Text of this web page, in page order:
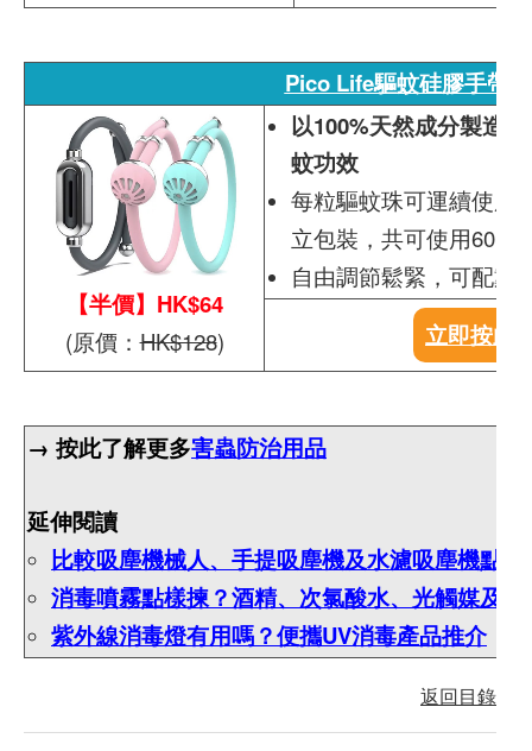
Pico Life驅蚊硅膠手帶
【半價】HK$64
(原價：HK$128)
以100%天然成分製造
蚊功效
每粒驅蚊珠可運續使用
立包裝，共可使用60日
自由調節鬆緊，可配戴
立即按此
→ 按此了解更多害蟲防治用品
延伸閱讀
比較吸塵機械人、手提吸塵機及水濾吸塵機點揀
消毒噴霧點樣揀？酒精、次氯酸水、光觸媒及
紫外線消毒燈有用嗎？便攜UV消毒產品推介
返回目錄